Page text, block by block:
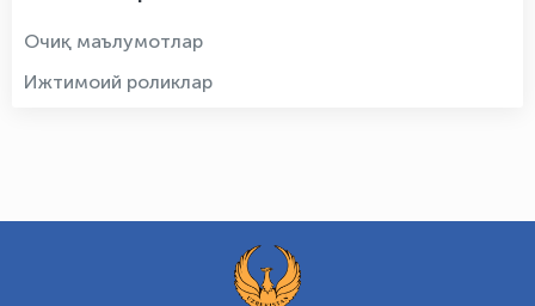
Очиқ маълумотлар
Ижтимоий роликлар